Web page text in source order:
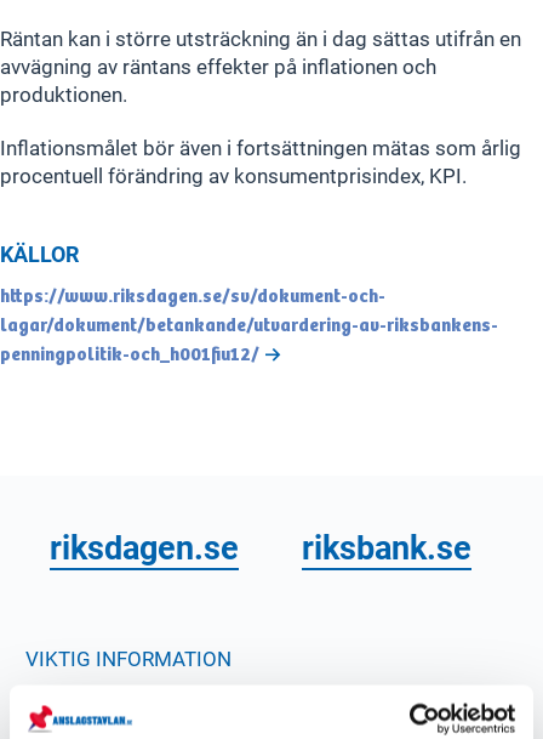
Räntan kan i större utsträckning än i dag sättas utifrån en
avvägning av räntans effekter på inflationen och
produktionen.
Inflationsmålet bör även i fortsättningen mätas som årlig
procentuell förändring av konsumentprisindex, KPI.
KÄLLOR
https://www.riksdagen.se/sv/dokument-och-
lagar/dokument/betankande/utvardering-av-riksbankens-
penningpolitik-och_h001fiu12/
riksdagen.se riksbank.se
VIKTIG INFORMATION
Hur definierar ni ekonomisk stabilitet i